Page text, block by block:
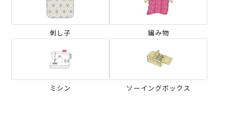
刺し子 編み物
ミシン ソーイングボックス